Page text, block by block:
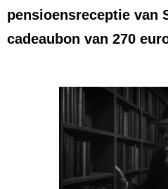
pensioensreceptie van
cadeaubon van 270